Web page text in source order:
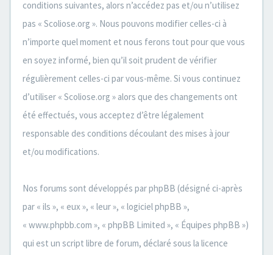
conditions suivantes, alors n’accédez pas et/ou n’utilisez
pas « Scoliose.org ». Nous pouvons modifier celles-ci à
n’importe quel moment et nous ferons tout pour que vous
en soyez informé, bien qu’il soit prudent de vérifier
régulièrement celles-ci par vous-même. Si vous continuez
d’utiliser « Scoliose.org » alors que des changements ont
été effectués, vous acceptez d’être légalement
responsable des conditions découlant des mises à jour
et/ou modifications.
Nos forums sont développés par phpBB (désigné ci-après
par « ils », « eux », « leur », « logiciel phpBB »,
« www.phpbb.com », « phpBB Limited », « Équipes phpBB »)
qui est un script libre de forum, déclaré sous la licence